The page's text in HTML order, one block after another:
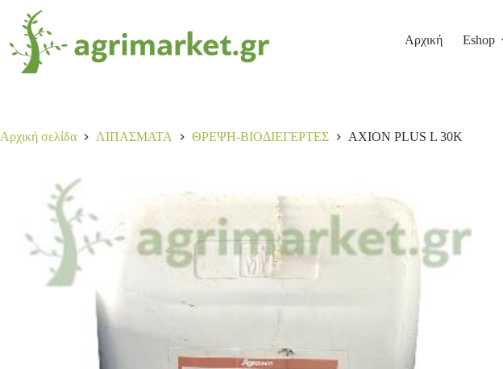
165,00
5 σε απόθεμα
Αρχική Eshop
Αρχική σελίδα ΛΙΠΑΣΜΑΤΑ ΘΡΕΨΗ-ΒΙΟΔΙΕΓΕΡΤΕΣ AXION PLUS L 30K